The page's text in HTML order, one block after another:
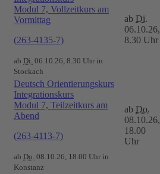
Modul 7, Vollzeitkurs am
Vormittag
(263-4135-7)
ab Di. 06.10.26, 8.30 Uhr in
Stockach
ab Di.
06.10.26,
8.30 Uhr
Deutsch Orientierungskurs
Integrationskurs
Modul 7, Teilzeitkurs am
Abend
(263-4113-7)
ab Do. 08.10.26, 18.00 Uhr in
Konstanz
ab Do.
08.10.26,
18.00
Uhr